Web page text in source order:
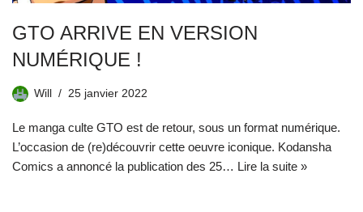
GTO ARRIVE EN VERSION
NUMÉRIQUE !
Will 25 janvier 2022
Le manga culte GTO est de retour, sous un format numérique.
L’occasion de (re)découvrir cette oeuvre iconique. Kodansha
Comics a annoncé la publication des 25… Lire la suite »